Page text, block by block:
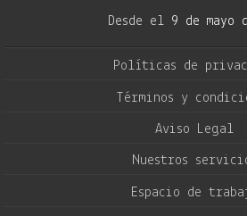
Desde el 9 de mayo
Políticas de
Términos y
Aviso Legal
Nuestros
Espacio de